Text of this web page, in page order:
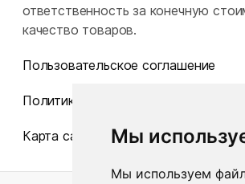
Мы
Мы используем
ответственность за конечную
качество товаров.
Пользовательское соглашение
Политика конфиденциальности
Карта сайта